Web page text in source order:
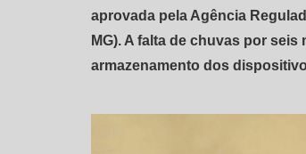
aprovada pela Agência
MG). A falta de chuvas por
armazenamento dos